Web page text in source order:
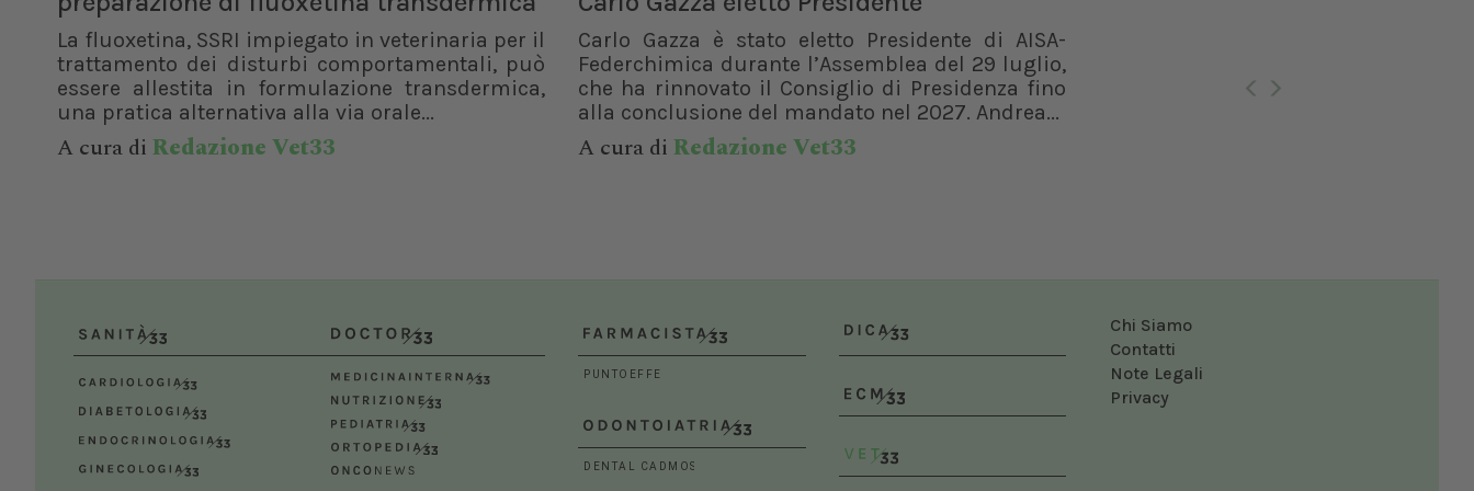
La fluoxetina, SSRI impiegato in veterinaria per il
trattamento dei disturbi comportamentali, può
essere allestita in formulazione transdermica,
una pratica alternativa alla via orale...
A cura di Redazione Vet33
Carlo Gazza è stato eletto Presidente di AISA-
Federchimica durante l’Assemblea del 29 luglio,
che ha rinnovato il Consiglio di Presidenza fino
alla conclusione del mandato nel 2027. Andrea...
A cura di Redazione Vet33
Chi Siamo
Contatti
Note Legali
Privacy